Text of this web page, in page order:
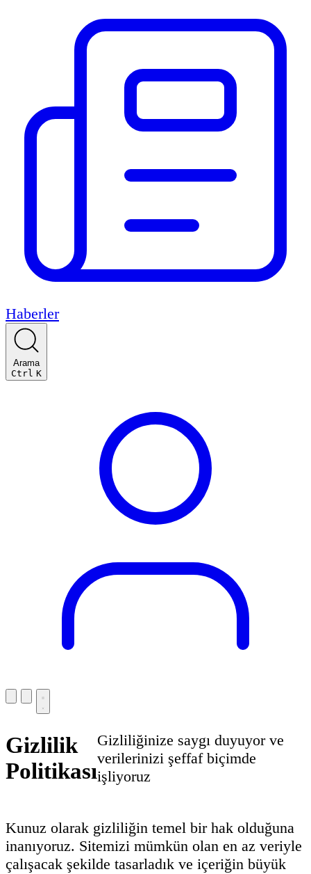
Haberler
Arama
Ctrl K
Gizlilik
Politikası
Gizliliğinize saygı duyuyor ve
verilerinizi şeffaf biçimde
işliyoruz
Kunuz olarak gizliliğin temel bir hak olduğuna
inanıyoruz. Sitemizi mümkün olan en az veriyle
çalışacak şekilde tasarladık ve içeriğin büyük